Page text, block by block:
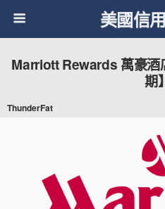
美國信
Marriott Rewards 萬豪酒
期】
ThunderFat